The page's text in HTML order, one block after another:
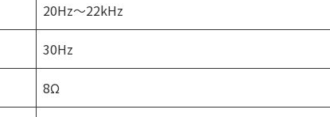
20Hz～22kHz
30Hz
8Ω